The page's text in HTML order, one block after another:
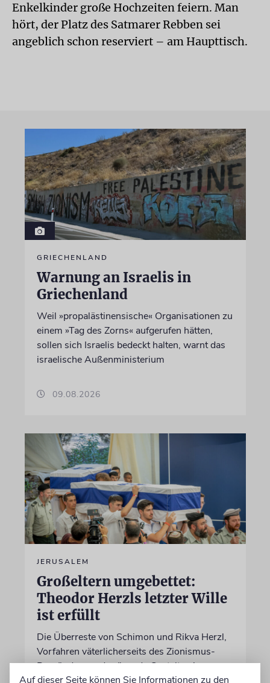
Enkelkinder große Hochzeiten feiern. Man
hört, der Platz des Satmarer Rebben sei
angeblich schon reserviert – am Haupttisch.
GRIECHENLAND
Warnung an Israelis in
Griechenland
Weil »propalästinensische« Organisationen zu
einem »Tag des Zorns« aufgerufen hätten,
sollen sich Israelis bedeckt halten, warnt das
israelische Außenministerium
09.08.2026
JERUSALEM
Großeltern umgebettet:
Theodor Herzls letzter Wille
ist erfüllt
Die Überreste von Schimon und Rikva Herzl,
Vorfahren väterlicherseits des Zionismus-
Begründers und prägende Gestalten in
Auf dieser Seite können Sie Informationen zu den